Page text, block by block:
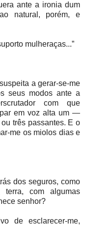
ante a ironia dum
natural, porém, e
mulheraças...”
a gerar-se-me
seus modos ante a
com que
em voz alta um —
três passantes. E o
me os miolos dias e
dos seguros, como
terra, com algumas
senhor?
de esclarecer-me,